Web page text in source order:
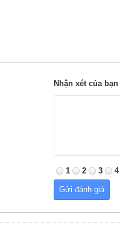
Nhận xét của bạn
1 2 3 4